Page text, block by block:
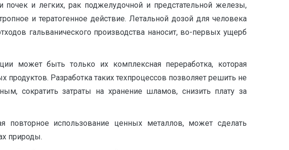
и легких, рак поджелудочной и предстательной железы,
и тератогенное действие. Летальной дозой для человека
гальванического производства наносит, во-первых ущерб
может быть только их комплексная переработка, которая
Разработка таких техпроцессов позволяет решить не
сократить затраты на хранение шламов, снизить плату за
повторное использование ценных металлов, может сделать
природы.